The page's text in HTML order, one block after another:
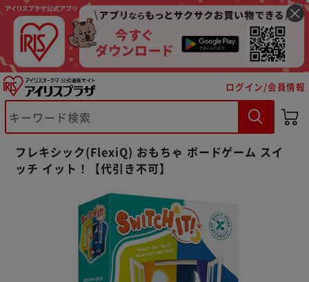
ログイン/会員情報
フレキシック(FlexiQ) おもちゃ ボードゲーム スイ
ッチ イット！【代引き不可】
※ご確認ください
カートに入れる 購入手続きへ